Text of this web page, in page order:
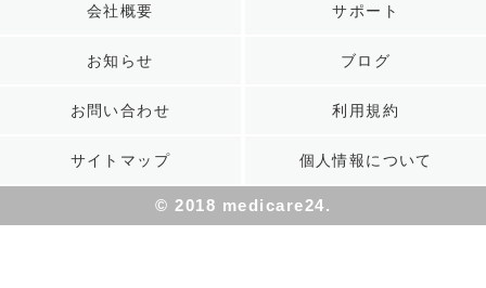
会社概要 サポート
お知らせ ブログ
お問い合わせ 利用規約
サイトマップ 個人情報について
© 2018 medicare24.